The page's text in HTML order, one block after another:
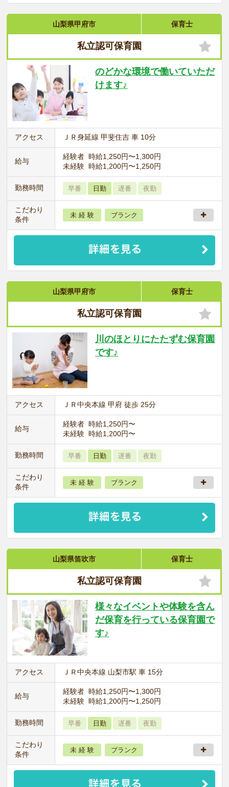
山梨県甲府市 保育士
私立認可保育園
のどかな環境で働いていただ
けます♪
アクセス ＪＲ身延線 甲斐住吉 車 10分
給与
経験者 時給1,250円〜1,300円
未経験 時給1,200円〜1,250円
勤務時間 早番 日勤 遅番 夜勤
こだわり
条件
未 経 験 ブランク
山梨県甲府市 保育士
私立認可保育園
川のほとりにたたずむ保育園
です♪
アクセス ＪＲ中央本線 甲府 徒歩 25分
給与
経験者 時給1,250円〜
未経験 時給1,200円〜
勤務時間 早番 日勤 遅番 夜勤
こだわり
条件
未 経 験 ブランク
山梨県笛吹市 保育士
私立認可保育園
様々なイベントや体験を含ん
だ保育を行っている保育園で
す♪
アクセス ＪＲ中央本線 山梨市駅 車 15分
給与
経験者 時給1,250円〜1,300円
未経験 時給1,200円〜1,250円
勤務時間 早番 日勤 遅番 夜勤
こだわり
条件
未 経 験 ブランク